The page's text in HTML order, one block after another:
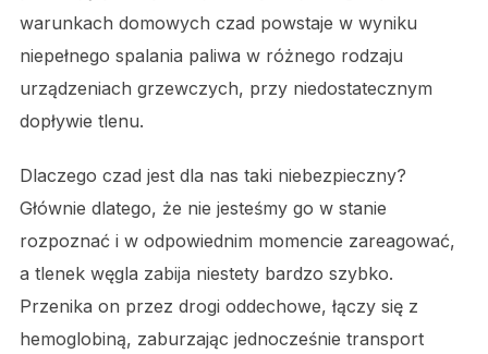
warunkach domowych czad powstaje w wyniku
niepełnego spalania paliwa w różnego rodzaju
urządzeniach grzewczych, przy niedostatecznym
dopływie tlenu.
Dlaczego czad jest dla nas taki niebezpieczny?
Głównie dlatego, że nie jesteśmy go w stanie
rozpoznać i w odpowiednim momencie zareagować,
a tlenek węgla zabija niestety bardzo szybko.
Przenika on przez drogi oddechowe, łączy się z
hemoglobiną, zaburzając jednocześnie transport